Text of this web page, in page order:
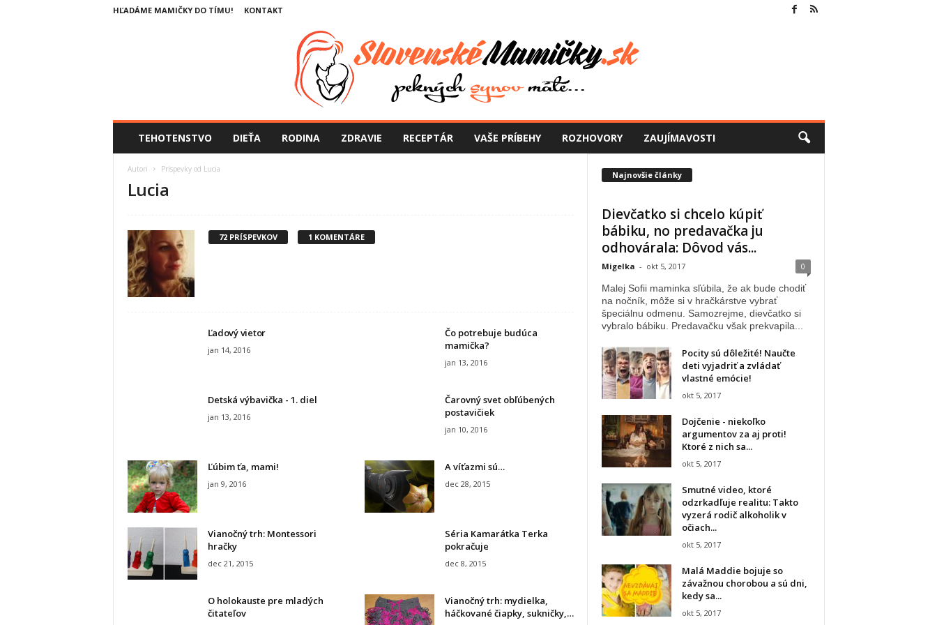
HĽADÁME MAMIČKY DO TÍMU! KONTAKT
o
TEHOTENSTVO DIEŤA RODINA ZDRAVIE RECEPTÁR VAŠE PRÍBEHY ROZHOVORY ZAUJÍMAVOSTI
Autori Príspevky od Lucia
Lucia
72 PRÍSPEVKOV 1 KOMENTÁRE
Ľadový vietor
jan 14, 2016
Čo potrebuje budúca
mamička?
jan 13, 2016
Detská výbavička - 1. diel
jan 13, 2016
Čarovný svet obľúbených
postavičiek
jan 10, 2016
Ľúbim ťa, mami!
jan 9, 2016
A víťazmi sú…
dec 28, 2015
Vianočný trh: Montessori
hračky
dec 21, 2015
Séria Kamarátka Terka
pokračuje
dec 8, 2015
O holokauste pre mladých
čitateľov
Vianočný trh: mydielka,
háčkované čiapky, sukničky,…
Najnovšie články
Dievčatko si chcelo kúpiť
bábiku, no predavačka ju
odhovárala: Dôvod vás...
Migelka - okt 5, 2017 0
Malej Sofii maminka sľúbila, že ak bude chodiť
na nočník, môže si v hračkárstve vybrať
špeciálnu odmenu. Samozrejme, dievčatko si
vybralo bábiku. Predavačku však prekvapila...
Pocity sú dôležité! Naučte
deti vyjadriť a zvládať
vlastné emócie!
okt 5, 2017
Dojčenie - niekoľko
argumentov za aj proti!
Ktoré z nich sa...
okt 5, 2017
Smutné video, ktoré
odzrkadľuje realitu: Takto
vyzerá rodič alkoholik v
očiach...
okt 5, 2017
Malá Maddie bojuje so
závažnou chorobou a sú dni,
kedy sa...
okt 5, 2017